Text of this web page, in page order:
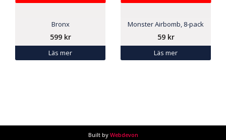
Bronx
599 kr
Läs mer
Monster Airbomb, 8-pack
59 kr
Läs mer
Built by Webdevon